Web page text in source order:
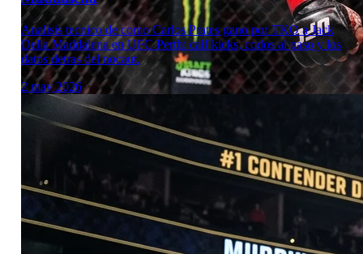
Laboratorio Técnico
Analisis tecnico de como Carlos Prates gano por TKO a Jack
Della Maddalena en UFC Perth: calf kicks, codos al paso y los
datos detras del nocaut.
2 may 2026